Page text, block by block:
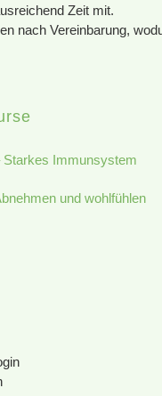
Zeit mit.
nach Vereinbarung,
Immunsystem
und wohlfühlen